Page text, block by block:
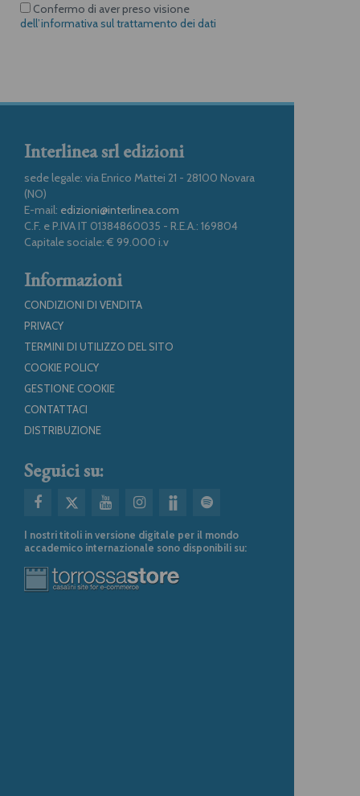
Confermo di aver preso visione
dell’informativa sul trattamento dei dati
Interlinea srl edizioni
sede legale: via Enrico Mattei 21 - 28100 Novara
(NO)
E-mail: edizioni@interlinea.com
C.F. e P.IVA IT 01384860035 - R.E.A.: 169804
Capitale sociale: € 99.000 i.v
Informazioni
CONDIZIONI DI VENDITA
PRIVACY
TERMINI DI UTILIZZO DEL SITO
COOKIE POLICY
GESTIONE COOKIE
CONTATTACI
DISTRIBUZIONE
Seguici su:
I nostri titoli in versione digitale per il mondo
accademico internazionale sono disponibili su: